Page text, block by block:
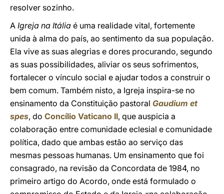
resolver sozinho.
A Igreja na Itália é uma realidade vital, fortemente
unida à alma do país, ao sentimento da sua população.
Ela vive as suas alegrias e dores procurando, segundo
as suas possibilidades, aliviar os seus sofrimentos,
fortalecer o vínculo social e ajudar todos a construir o
bem comum. Também nisto, a Igreja inspira-se no
ensinamento da Constituição pastoral Gaudium et
spes, do Concílio Vaticano II, que auspicia a
colaboração entre comunidade eclesial e comunidade
política, dado que ambas estão ao serviço das
mesmas pessoas humanas. Um ensinamento que foi
consagrado, na revisão da Concordata de 1984, no
primeiro artigo do Acordo, onde está formulado o